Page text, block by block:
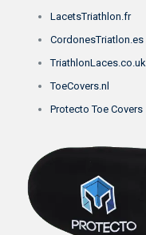
LacetsTriathlon.fr
CordonesTriatlon.es
TriathlonLaces.co.uk
ToeCovers.nl
Protecto Toe Covers